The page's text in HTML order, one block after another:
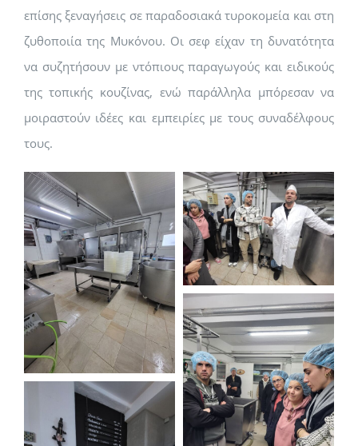
επίσης ξεναγήσεις σε παραδοσιακά τυροκομεία και στη
ζυθοποιία της Μυκόνου. Οι σεφ είχαν τη δυνατότητα
να συζητήσουν με ντόπιους παραγωγούς και ειδικούς
της τοπικής κουζίνας, ενώ παράλληλα μπόρεσαν να
μοιραστούν ιδέες και εμπειρίες με τους συναδέλφους
τους.